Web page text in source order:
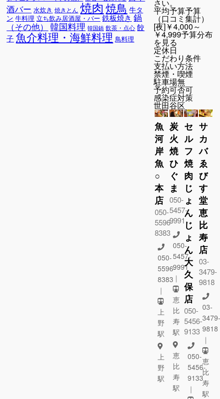
酒バー 水炊き 焼きとん 焼肉焼鳥 牛タ
ン 牛料理 立ち飲み居酒屋・バー 鉄板焼き 鍋
（その他） 韓国料理 韓国鍋 飲茶・点心 餃
子 魚介料理・海鮮料理 鳥料理
さい。
平均予算予算
（口コミ集計）
[夜]￥4,000～
￥4,999予算分布
を見る
定休日
こだわり条件
支払い方法
禁煙・喫煙
駐車場無
予約可否可
感染症対策
世田谷区
魚
河
岸
魚
○
本
店
050-
5596-
8383
050-
5596-
8383
｜
上
野
駅
上
野
駅
炭
火
焼
ひ
ぐ
ま
050-
5457-
9991
050-
5457-
9991
｜
恵
比
寿
駅
恵
比
寿
駅
セ
ル
フ
焼
肉
じ
ょ
ん
じ
ょ
ん
大
久
保
店
050-
5456-
9133
050-
5456-
9133
｜
サ
カ
バ
ゑ
び
す
堂
恵
比
寿
店
03-
3479-
9818
03-
9818
｜
恵
比
寿
駅